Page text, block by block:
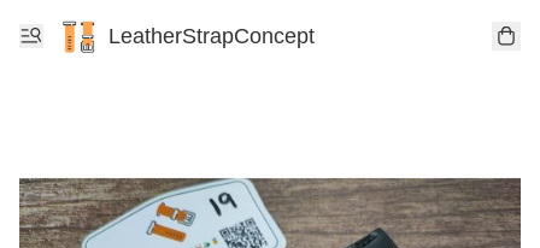
LeatherStrapConcept